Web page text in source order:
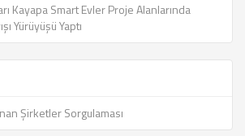
Kayapa Smart Evler Proje Alanlarında
Yürüyüşü Yaptı
Şirketler Sorgulaması